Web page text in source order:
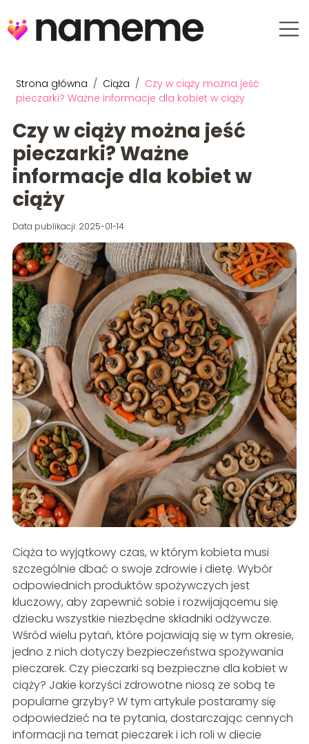
Strona główna / Ciąża / Czy w ciąży można jeść
pieczarki? Ważne informacje dla kobiet w ciąży
Czy w ciąży można jeść
pieczarki? Ważne
informacje dla kobiet w
ciąży
Data publikacji: 2025-01-14
Ciąża to wyjątkowy czas, w którym kobieta musi
szczególnie dbać o swoje zdrowie i dietę. Wybór
odpowiednich produktów spożywczych jest
kluczowy, aby zapewnić sobie i rozwijającemu się
dziecku wszystkie niezbędne składniki odżywcze.
Wśród wielu pytań, które pojawiają się w tym okresie,
jedno z nich dotyczy bezpieczeństwa spożywania
pieczarek. Czy pieczarki są bezpieczne dla kobiet w
ciąży? Jakie korzyści zdrowotne niosą ze sobą te
popularne grzyby? W tym artykule postaramy się
odpowiedzieć na te pytania, dostarczając cennych
informacji na temat pieczarek i ich roli w diecie